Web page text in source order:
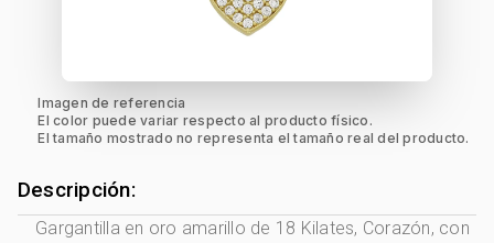
Imagen de referencia
El color puede variar respecto al producto físico.
El tamaño mostrado no representa el tamaño real del producto.
Descripción:
Gargantilla en oro amarillo de 18 Kilates, Corazón, con